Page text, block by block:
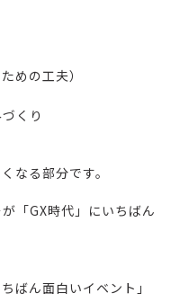
めの工夫）
くり
なる部分です。
「GX時代」にいちばん
ばん面白いイベント」